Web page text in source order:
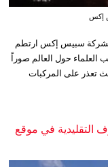
ضخماً تائهاً من صاروخ فالكون 9 تابع لشركة سبيس إكس ارتطم
العلماء حول العالم صوراً
تعذر على المركبات
التقليدية في موقع